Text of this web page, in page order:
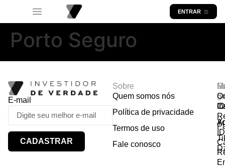
ENTRAR
Porto Seguro
E-mail
CADASTRAR
Sobre
Quem somos nós
Política de privacidade
Termos de uso
Fale conosco